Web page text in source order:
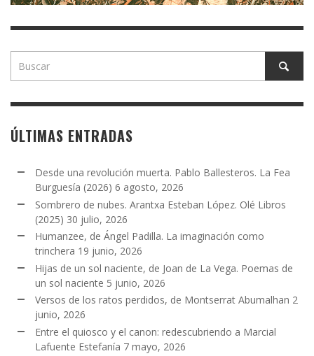
ÚLTIMAS ENTRADAS
Desde una revolución muerta. Pablo Ballesteros. La Fea
Burguesía (2026) 6 agosto, 2026
Sombrero de nubes. Arantxa Esteban López. Olé Libros
(2025) 30 julio, 2026
Humanzee, de Ángel Padilla. La imaginación como
trinchera 19 junio, 2026
Hijas de un sol naciente, de Joan de La Vega. Poemas de
un sol naciente 5 junio, 2026
Versos de los ratos perdidos, de Montserrat Abumalhan 2
junio, 2026
Entre el quiosco y el canon: redescubriendo a Marcial
Lafuente Estefanía 7 mayo, 2026